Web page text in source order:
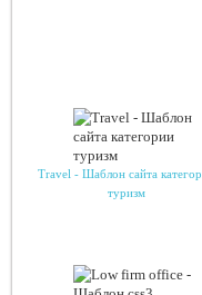
Travel - Шаблон сайта
туризм